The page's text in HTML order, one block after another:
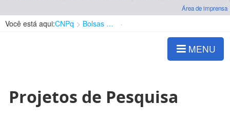
Área de imprensa
Você está aqui:CNPq Bolsas e Auxílios Vigentes
MENU
Projetos de Pesquisa